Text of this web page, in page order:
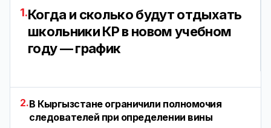
1.Когда и сколько будут отдыхать
школьники КР в новом учебном
году — график
2.В Кыргызстане ограничили полномочия
следователей при определении вины